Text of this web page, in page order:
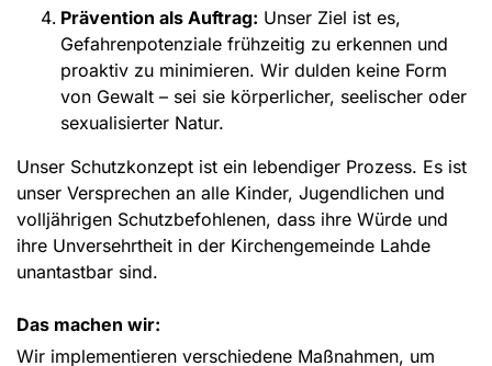
Prävention als Auftrag: Unser Ziel ist es,
Gefahrenpotenziale frühzeitig zu erkennen und
proaktiv zu minimieren. Wir dulden keine Form
von Gewalt – sei sie körperlicher, seelischer oder
sexualisierter Natur.
Unser Schutzkonzept ist ein lebendiger Prozess. Es ist
unser Versprechen an alle Kinder, Jugendlichen und
volljährigen Schutzbefohlenen, dass ihre Würde und
ihre Unversehrtheit in der Kirchengemeinde Lahde
unantastbar sind.
Das machen wir:
Wir implementieren verschiedene Maßnahmen, um